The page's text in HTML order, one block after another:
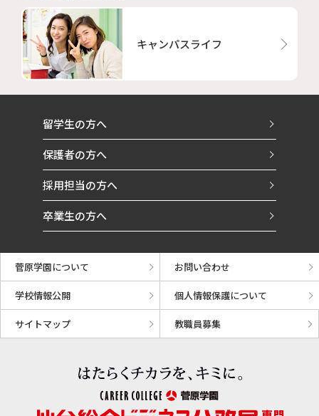
キャンパスライフ
留学生の方へ
保護者の方へ
採用担当の方へ
卒業生の方へ
菅原学園について お問い合わせ
学校情報公開 個人情報保護について
サイトマップ 教職員募集